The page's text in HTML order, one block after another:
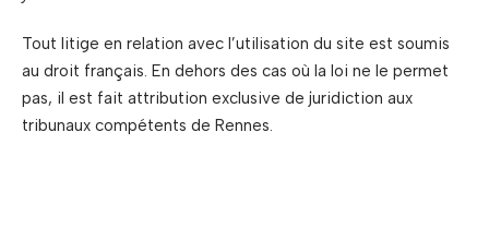
Tout litige en relation avec l’utilisation du site est soumis
au droit français. En dehors des cas où la loi ne le permet
pas, il est fait attribution exclusive de juridiction aux
tribunaux compétents de Rennes.